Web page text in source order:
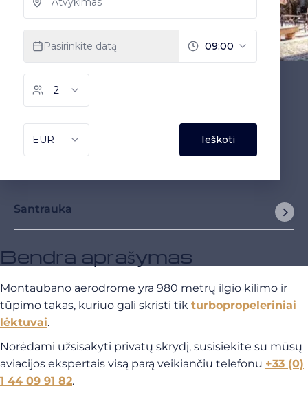
Santrauka
Bendra aprašymas
Montaubano aerodrome yra 980 metrų ilgio kilimo ir
tūpimo takas, kuriuo gali skristi tik turbopropeleriniai
lėktuvai.
Norėdami užsisakyti privatų skrydį, susisiekite su mūsų
aviacijos ekspertais visą parą veikiančiu telefonu +33 (0)
1 44 09 91 82.